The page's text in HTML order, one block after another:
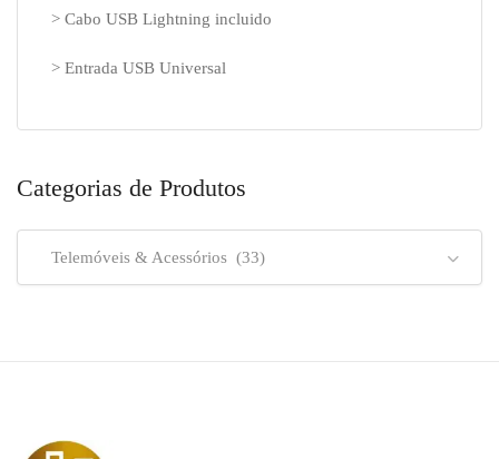
> Cabo USB Lightning incluido
> Entrada USB Universal
Categorias de Produtos
Telemóveis & Acessórios (33)